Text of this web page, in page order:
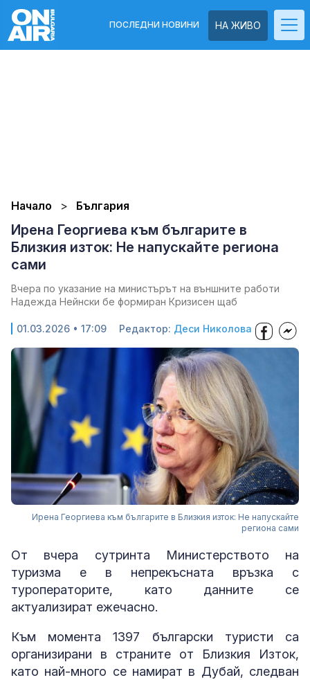
НА ЖИВО
ПОСЛЕДНИ НОВИНИ
Начало България
Ирена Георгиева към българите в
Близкия изток: Не напускайте региона
сами
Вчера по указание на министърът на външните работи
Надежда Нейнски бе формиран Кризисен щаб
01.03.2026 • 17:09 Редактор: Деси Николова
Ирена Георгиева към българите в Близкия изток: Не напускайте
региона сами
От вчера сутринта Министерството на
туризма е в непрекъсната връзка с
туроператорите, като данните се
актуализират ежечасно.
Към момента 1397 български туристи са
организирани в страните от Близкия Изток,
като най-много се намират в Дубай, следван